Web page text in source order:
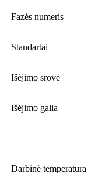
Fazės numeris
Standartai
Išėjimo srovė
Išėjimo galia
Darbinė temperatūra